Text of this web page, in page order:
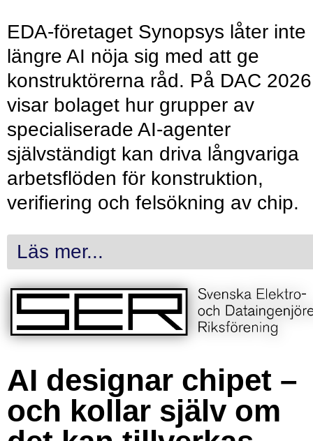
EDA-företaget Synopsys låter inte
längre AI nöja sig med att ge
konstruktörerna råd. På DAC 2026
visar bolaget hur grupper av
specialiserade AI-agenter
självständigt kan driva långvariga
arbetsflöden för konstruktion,
verifiering och felsökning av chip.
Läs mer...
AI designar chipet –
och kollar själv om